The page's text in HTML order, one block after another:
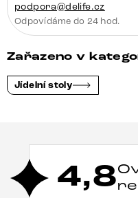
podpora@delife.cz
Odpovídáme do 24 hod.
Zařazeno v
Jídelní stoly
4,8